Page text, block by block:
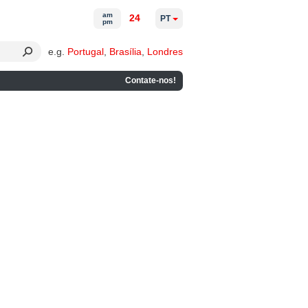
e.g. Portugal Brasília Londres
Contate-nos!
am
pm
24 PT